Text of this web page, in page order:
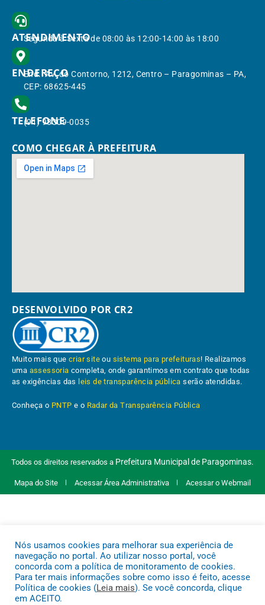
ATENDIMENTO
Segunda à Sexta de 08:00 às 12:00-14:00 às 18:00
ENDEREÇO
End.: Av. do Contorno, 1212, Centro – Paragominas – PA,
CEP: 68625-445
TELEFONE
(91) 98309-0035
COMO CHEGAR À PREFEITURA
DESENVOLVIDO POR CR2
Muito mais quecriar site ou sistema para prefeituras! Realizamos
uma assessoria completa, onde garantimos em contrato que todas
as exigências das leis de transparência pública serão atendidas.
Conheça o PNTP e o Radar da Transparência Pública
Todos os direitos reservados a Prefeitura Municipal de Paragominas.
Mapa do Site Acessar Área Administrativa Acessar o Webmail
Nós usamos cookies para melhorar sua experiência de
navegação no portal. Ao utilizar nosso portal, você
concorda com a política de monitoramento de cookies.
Para ter mais informações sobre como isso é feito, acesse
Política de cookies (Leia mais). Se você concorda, clique
em ACEITO.